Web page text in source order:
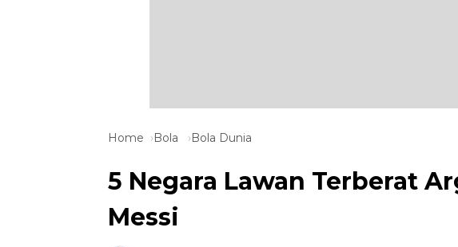
Home Bola Bola Dunia
5 Negara Lawan Terberat
Messi